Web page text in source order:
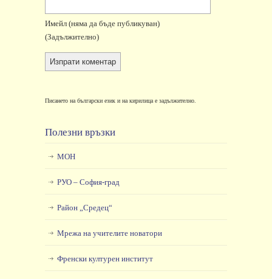
Имейл (няма да бъде публикуван)
(задължително)
Писането на български език и на кирилица е задължително.
Полезни връзки
МОН
РУО – София-град
Район „Средец“
Мрежа на учителите новатори
Френски културен институт